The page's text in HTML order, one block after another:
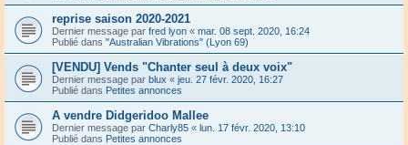
reprise saison 2020-2021
Dernier message par fred lyon « mar. 08 sept. 2020, 16:24
Publié dans "Australian Vibrations" (Lyon 69)
[VENDU] Vends "Chanter seul à deux voix"
Dernier message par blux « jeu. 27 févr. 2020, 16:27
Publié dans Petites annonces
A vendre Didgeridoo Mallee
Dernier message par Charly85 « lun. 17 févr. 2020, 13:10
Publié dans Petites annonces